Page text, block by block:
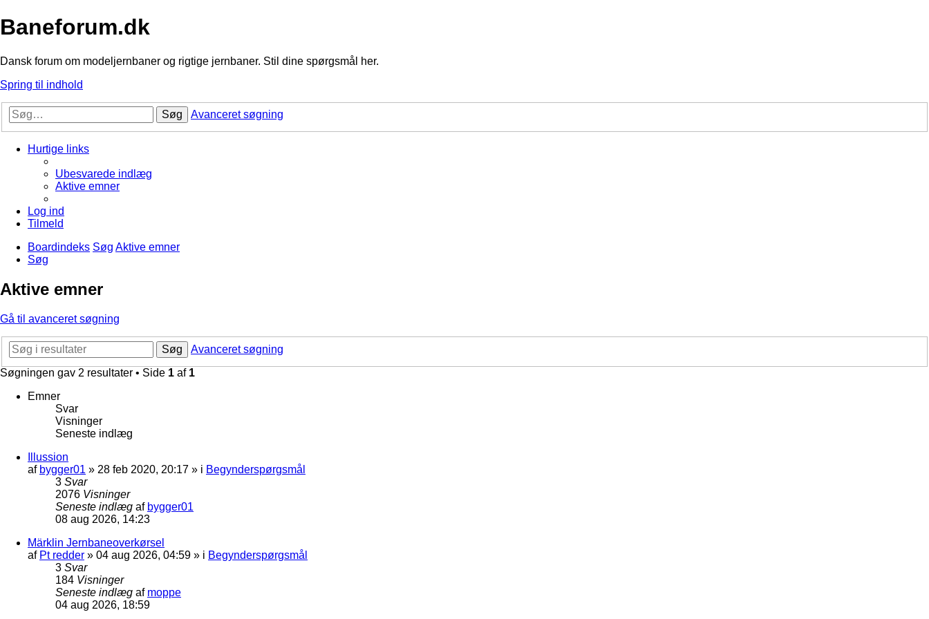
Baneforum.dk
Dansk forum om modeljernbaner og rigtige jernbaner. Stil dine spørgsmål her.
Spring til indhold
Søg Avanceret søgning
Hurtige links
Ubesvarede indlæg
Aktive emner
Log ind
Tilmeld
Boardindeks Søg Aktive emner
Søg
Aktive emner
Gå til avanceret søgning
Søg
Avanceret søgning
Søgningen gav 2 resultater • Side 1 af 1
Emner
Svar
Visninger
Seneste indlæg
Illussion
af bygger01 » 28 feb 2020, 20:17 » i Begynderspørgsmål
3 Svar
2076 Visninger
Seneste indlæg af bygger01
08 aug 2026, 14:23
Märklin Jernbaneoverkørsel
af Pt redder » 04 aug 2026, 04:59 » i Begynderspørgsmål
3 Svar
184 Visninger
Seneste indlæg af moppe
04 aug 2026, 18:59